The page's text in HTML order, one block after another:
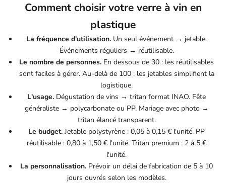
Comment choisir votre verre à vin en
plastique
La fréquence d'utilisation. Un seul événement → jetable.
Événements réguliers → réutilisable.
Le nombre de personnes. En dessous de 30 : les réutilisables
sont faciles à gérer. Au-delà de 100 : les jetables simplifient la
logistique.
L'usage. Dégustation de vins → tritan format INAO. Fête
généraliste → polycarbonate ou PP. Mariage avec photo →
tritan élancé transparent.
Le budget. Jetable polystyrène : 0,05 à 0,15 € l'unité. PP
réutilisable : 0,80 à 1,50 € l'unité. Tritan premium : 2 à 5 €
l'unité.
La personnalisation. Prévoir un délai de fabrication de 5 à 10
jours ouvrés selon les modèles.